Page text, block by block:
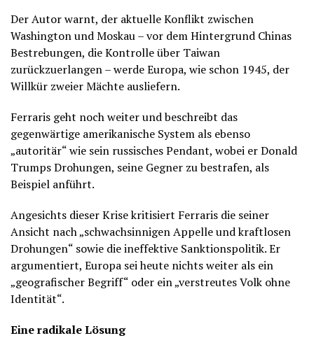
Der Autor warnt, der aktuelle Konflikt zwischen
Washington und Moskau – vor dem Hintergrund Chinas
Bestrebungen, die Kontrolle über Taiwan
zurückzuerlangen – werde Europa, wie schon 1945, der
Willkür zweier Mächte ausliefern.
Ferraris geht noch weiter und beschreibt das
gegenwärtige amerikanische System als ebenso
„autoritär“ wie sein russisches Pendant, wobei er Donald
Trumps Drohungen, seine Gegner zu bestrafen, als
Beispiel anführt.
Angesichts dieser Krise kritisiert Ferraris die seiner
Ansicht nach „schwachsinnigen Appelle und kraftlosen
Drohungen“ sowie die ineffektive Sanktionspolitik. Er
argumentiert, Europa sei heute nichts weiter als ein
„geografischer Begriff“ oder ein „verstreutes Volk ohne
Identität“.
Eine radikale Lösung